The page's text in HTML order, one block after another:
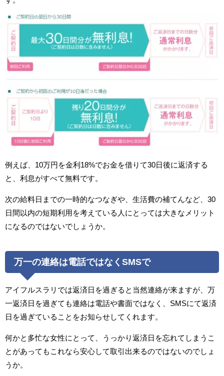
例えば、10万円を金利18%でお金を借りて30日後に返済する
と、利息がすべて無料です。
次の給料日までの一時的なつなぎや、生活費の補てんなど、30
日間以内の短期利用を考えている人にとっては大きなメリット
になるのではないでしょうか。
万一の連絡は電話ではなくSMSで
アイフルスラリでは返済日を過ぎると当然連絡が来ますが、万
一返済日を過ぎても連絡は電話や書面ではなく、SMSにて返済
日を過ぎていることをお知らせしてくれます。
何かと多忙な女性にとって、うっかり返済日を忘れてしまうこ
とがあってもこれなら安心して取引出来るのではないのでしょ
うか。